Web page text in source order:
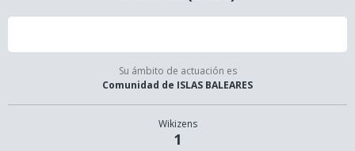
Su ámbito de actuación es
Comunidad de ISLAS BALEARES
Wikizens
1